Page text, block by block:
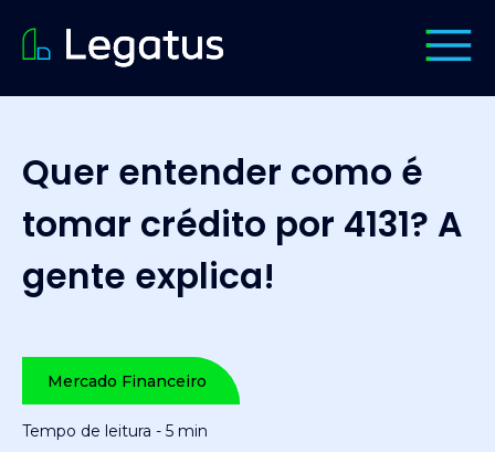
Quer entender como é
tomar crédito por 4131? A
gente explica!
Mercado Financeiro
Tempo de leitura - 5 min